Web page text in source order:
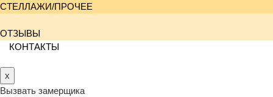
СТЕЛЛАЖИ/ПРОЧЕЕ
ОТЗЫВЫ
КОНТАКТЫ
x
Вызвать замерщика